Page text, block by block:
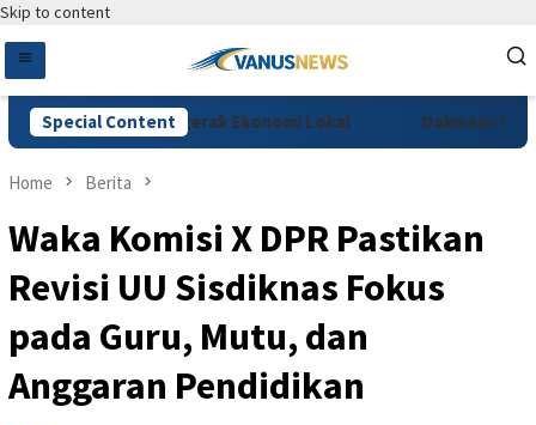
Skip to content
Special Content
Jadi Penggerak Ekonomi Lokal Dakwaan Vidi
Home Berita
Waka Komisi X DPR Pastikan
Revisi UU Sisdiknas Fokus
pada Guru, Mutu, dan
Anggaran Pendidikan